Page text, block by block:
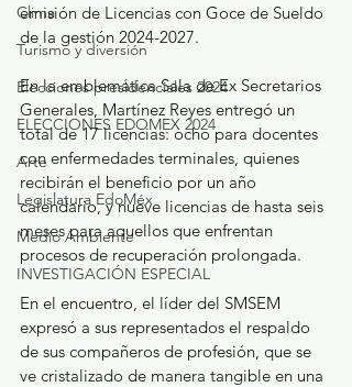
Clima
Turismo y diversión
Elecciones presidenciales 2024
ELECCIONES EDOMEX 2024
Arte
Legislatura EdoMéx
Medio Ambiente
INVESTIGACIÓN ESPECIAL
emisión de Licencias con Goce de Sueldo
de la gestión 2024-2027.
En la emblemática Sala de Ex Secretarios
Generales, Martínez Reyes entregó un
total de 17 licencias: ocho para docentes
con enfermedades terminales, quienes
recibirán el beneficio por un año
calendario, y nueve licencias de hasta seis
meses para aquellos que enfrentan
procesos de recuperación prolongada.
En el encuentro, el líder del SMSEM
expresó a sus representados el respaldo
de sus compañeros de profesión, que se
ve cristalizado de manera tangible en una